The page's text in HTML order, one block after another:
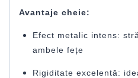
Avantaje cheie:
Efect metalic intens:
ambele fețe
Rigiditate excelentă: